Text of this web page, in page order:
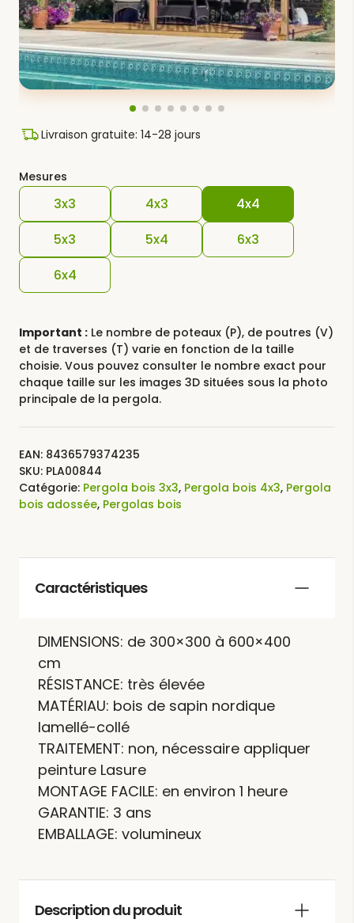
Livraison gratuite: 14-28 jours
Mesures
3x3 4x3
4x4
5x3
5x4
6x3
6x4
Important : Le nombre de poteaux (P), de poutres (V)
et de traverses (T) varie en fonction de la taille
choisie. Vous pouvez consulter le nombre exact pour
chaque taille sur les images 3D situées sous la photo
principale de la pergola.
EAN: 8436579374235
SKU: PLA00844
Catégorie: Pergola bois 3x3, Pergola bois 4x3, Pergola
bois adossée, Pergolas bois
Caractéristiques
DIMENSIONS: de 300×300 à 600×400
cm
RÉSISTANCE: très élevée
MATÉRIAU: bois de sapin nordique
lamellé-collé
TRAITEMENT: non, nécessaire appliquer
peinture Lasure
MONTAGE FACILE: en environ 1 heure
GARANTIE: 3 ans
EMBALLAGE: volumineux
Description du produit